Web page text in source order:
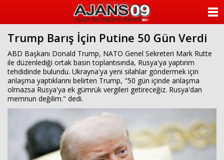
Trump Barış İçin Putine 50 Gün Verdi
ABD Başkanı Donald Trump, NATO Genel Sekreteri Mark Rutte
ile düzenlediği ortak basın toplantısında, Rusya'ya yaptırım
tehdidinde bulundu. Ukrayna'ya yeni silahlar göndermek için
anlaşma yaptıklarını belirten Trump, "50 gün içinde anlaşma
olmazsa Rusya'ya ek gümrük vergileri getireceğiz. Rusya'dan
memnun değilim." dedi.
KATEGORİLER
YAZARLAR
ANKETLER
FOTO GALERİ
VİDEO GALERİ